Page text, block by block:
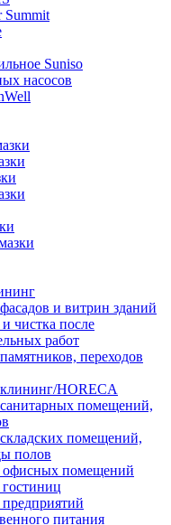
Summit
Suniso
насосов
и витрин зданий
чистка после
работ
переходов
HORECA
помещений,
помещений,
полов
офисных помещений
питания